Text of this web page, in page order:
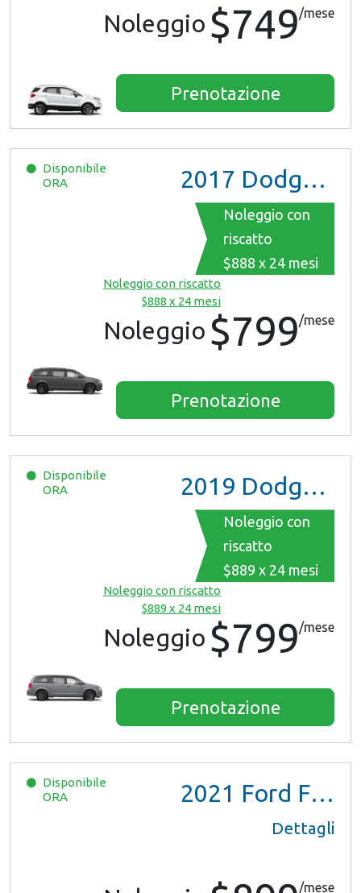
Noleggio $749/mese
Prenotazione
Disponibile
ORA
2017 Dodge Grand Caravan GT
Noleggio con
riscatto
$888 x 24 mesi
Noleggio con riscatto
$888 x 24 mesi
Noleggio $799/mese
Prenotazione
Disponibile
ORA
2019 Dodge Grand Caravan
Noleggio con
riscatto
$889 x 24 mesi
Noleggio con riscatto
$889 x 24 mesi
Noleggio $799/mese
Prenotazione
Disponibile
ORA
2021 Ford F150 XL Ext Cab
Dettagli
/mese